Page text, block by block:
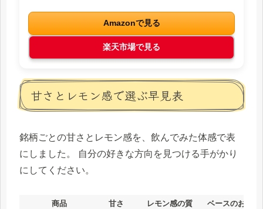
Amazonで見る
楽天市場で見る
甘さとレモン感で選ぶ早見表
銘柄ごとの甘さとレモン感を、飲んでみた体感で表
にしました。 自分の好きな方向を見つける手がかり
にしてください。
商品 甘さ レモン感の質
ベースのお酒